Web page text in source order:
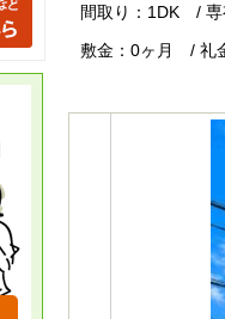
間取り：1DK / 専
敷金：0ヶ月 / 礼